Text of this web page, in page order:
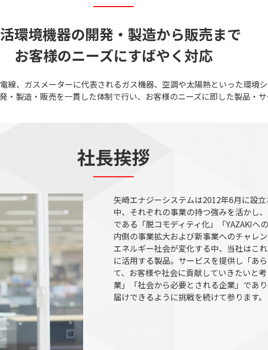
環境機器の開発・製造から販売まで
お客様のニーズにすばやく対応
線、ガスメーターに代表されるガス機器、空調や太陽熱といった環境
製造・販売を一貫した体制で行い、お客様のニーズに即した製品・サ
社長挨拶
矢崎エナジーシステムは2012年6月に設
中、それぞれの事業の持つ強みを活かし
である「脱コモディティ化」「YAZAKIへ
内側の事業拡大および新事業へのチャレン
エネルギー社会が変化する中、当社はこ
に活用する製品。サービスを提供し「あ
て、お客様や社会に貢献していきたいと
業」「社会から必要とされる企業」であ
届けできるように挑戦を続けて参ります。